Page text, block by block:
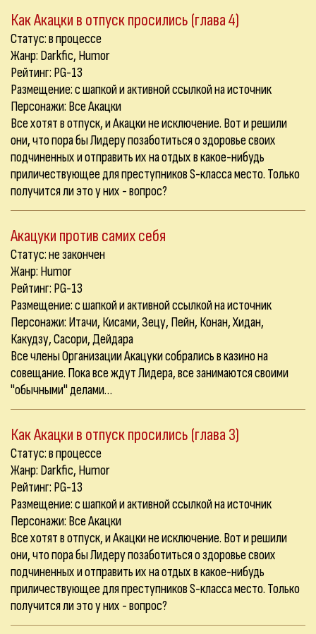
Как Акацки в отпуск просились (глава 4)
Статус: в процессе
Жанр: Darkfic, Humor
Рейтинг: PG-13
Размещение: с шапкой и активной ссылкой на источник
Персонажи: Все Акацки
Все хотят в отпуск, и Акацки не исключение. Вот и решили
они, что пора бы Лидеру позаботиться о здоровье своих
подчиненных и отправить их на отдых в какое-нибудь
приличествующее для преступников S-класса место. Только
получится ли это у них - вопрос?
Акацуки против самих себя
Статус: не закончен
Жанр: Humor
Рейтинг: PG-13
Размещение: с шапкой и активной ссылкой на источник
Персонажи: Итачи, Кисами, Зецу, Пейн, Конан, Хидан,
Какудзу, Сасори, Дейдара
Все члены Организации Акацуки собрались в казино на
совещание. Пока все ждут Лидера, все занимаются своими
"обычными" делами…
Как Акацки в отпуск просились (глава 3)
Статус: в процессе
Жанр: Darkfic, Humor
Рейтинг: PG-13
Размещение: с шапкой и активной ссылкой на источник
Персонажи: Все Акацки
Все хотят в отпуск, и Акацки не исключение. Вот и решили
они, что пора бы Лидеру позаботиться о здоровье своих
подчиненных и отправить их на отдых в какое-нибудь
приличествующее для преступников S-класса место. Только
получится ли это у них - вопрос?